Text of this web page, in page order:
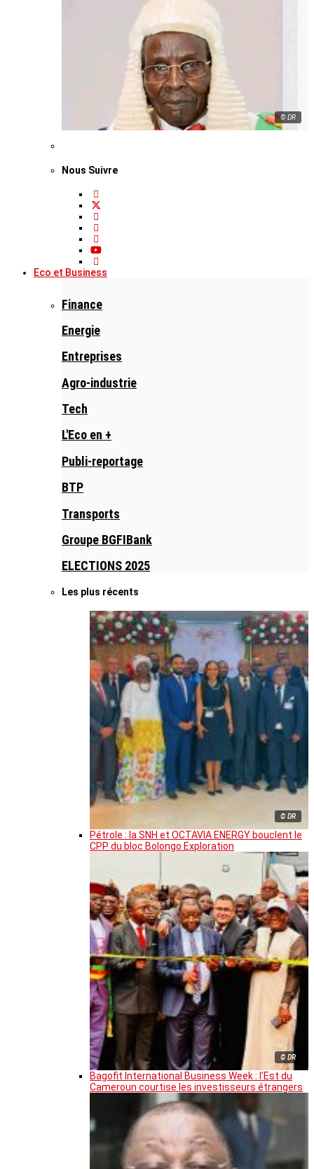
© DR
Nous Suivre
Eco et Business
Finance
Energie
Entreprises
Agro-industrie
Tech
L'Eco en +
Publi-reportage
BTP
Transports
Groupe BGFIBank
ELECTIONS 2025
Les plus récents
© DR
Pétrole : la SNH et OCTAVIA ENERGY bouclent le
CPP du bloc Bolongo Exploration
© DR
Bagofit International Business Week : l’Est du
Cameroun courtise les investisseurs étrangers